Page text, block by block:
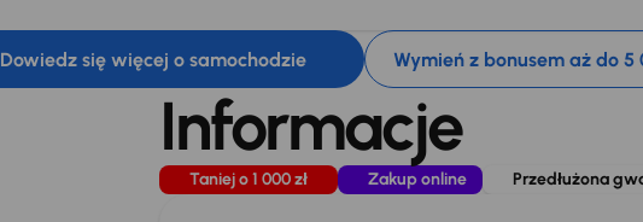
Dowiedz się więcej o samochodzie Wymień z bonusem aż do 5
Informacje
Taniej o 1 000 zł Zakup online Przedłużona